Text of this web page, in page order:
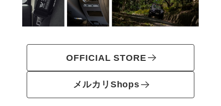
OFFICIAL STORE
メルカリShops